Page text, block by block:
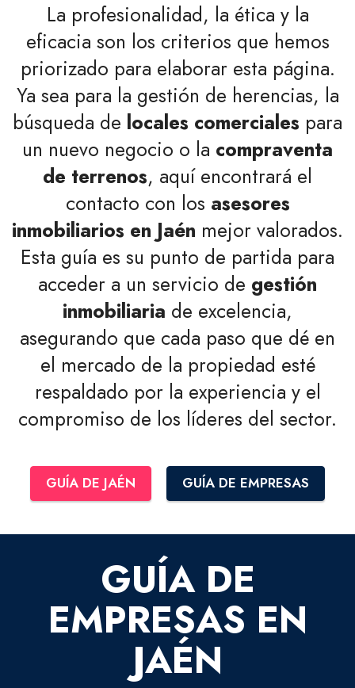
La profesionalidad, la ética y la
eficacia son los criterios que hemos
priorizado para elaborar esta página.
Ya sea para la gestión de herencias, la
búsqueda de locales comerciales para
un nuevo negocio o la compraventa
de terrenos, aquí encontrará el
contacto con los asesores
inmobiliarios en Jaén mejor valorados.
Esta guía es su punto de partida para
acceder a un servicio de gestión
inmobiliaria de excelencia,
asegurando que cada paso que dé en
el mercado de la propiedad esté
respaldado por la experiencia y el
compromiso de los líderes del sector.
GUÍA DE JAÉN GUÍA DE EMPRESAS
GUÍA DE
EMPRESAS EN
JAÉN